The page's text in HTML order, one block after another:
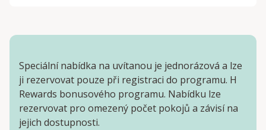
Speciální nabídka na uvítanou je jednorázová a lze
ji rezervovat pouze při registraci do programu. H
Rewards bonusového programu. Nabídku lze
rezervovat pro omezený počet pokojů a závisí na
jejich dostupnosti.